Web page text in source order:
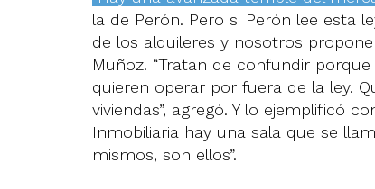
la de Perón. Pero si Perón lee esta
de los alquileres y nosotros
Muñoz. “Tratan de confundir
quieren operar por fuera de la ley.
viviendas”, agregó. Y lo ejemplificó
Inmobiliaria hay una sala que se
mismos, son ellos”.